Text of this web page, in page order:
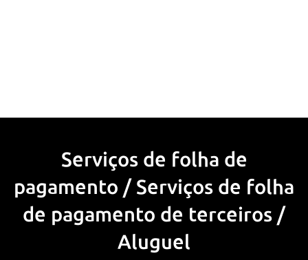
Serviços de folha de
pagamento / Serviços de folha
de pagamento de terceiros /
Aluguel